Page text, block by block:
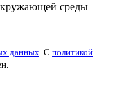
среды
данных. С политикой